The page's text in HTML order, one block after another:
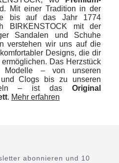
Mit einer Tradition in der
bis auf das Jahr 1774
BIRKENSTOCK mit der
Sandalen und Schuhe
verstehen wir uns auf die
Designs, die dir
ermöglichen. Das Herzstück
Modelle – von unseren
und Clogs bis zu unseren
– ist dasOriginal
. Mehr erfahren
abonnieren und 10